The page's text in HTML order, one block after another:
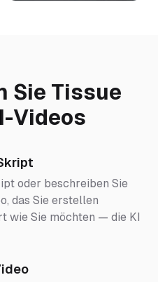
Sie Tissue
Videos
oder beschreiben Sie
das Sie erstellen
wie Sie möchten — die KI